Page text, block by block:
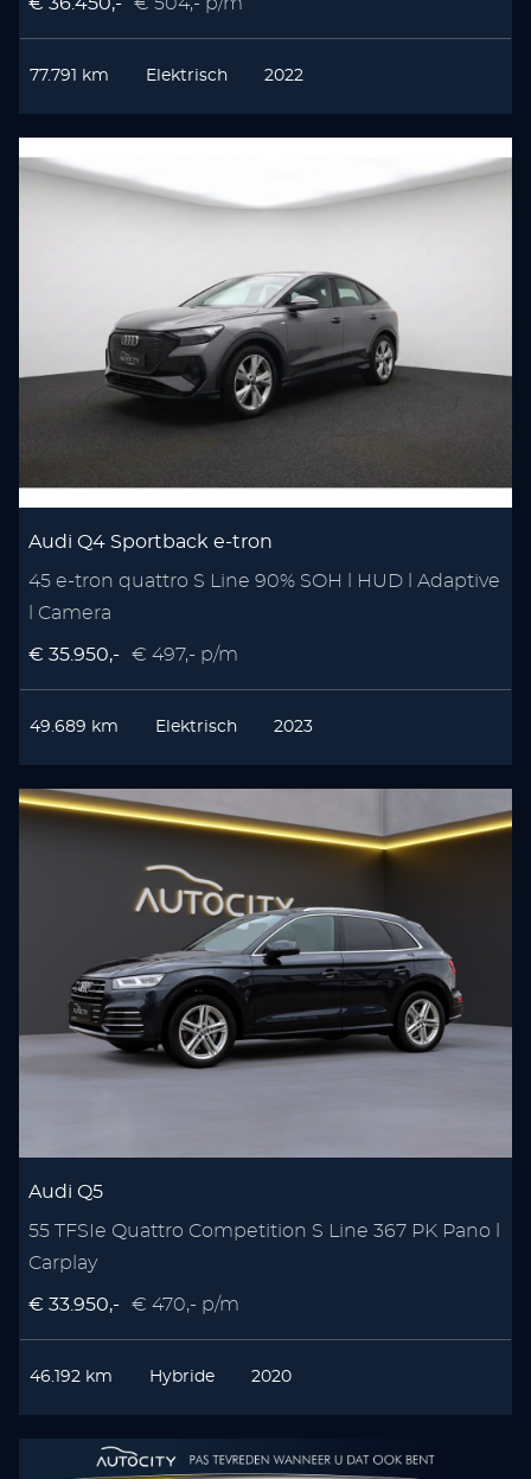
77.791 km Elektrisch 2022
Audi Q4 Sportback e-tron
45 e-tron quattro S Line 90% SOH l HUD l Adaptive
l Camera
€ 35.950,- € 497,- p/m
49.689 km Elektrisch 2023
Audi Q5
55 TFSIe Quattro Competition S Line 367 PK Pano l
Carplay
€ 33.950,- € 470,- p/m
46.192 km Hybride 2020